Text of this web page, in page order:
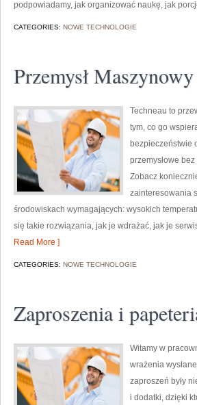
podpowiadamy, jak organizować naukę, jak
CATEGORIES: NOWE TECHNOLOGIE
Przemysł Maszynowy
Techneau to
tym, co go
bezpieczeństwie
przemysłowe
Zobacz
zainteresowania
środowiskach wymagających: wysokich
się takie rozwiązania, jak je wdrażać, jak je
Read More ]
CATEGORIES: NOWE TECHNOLOGIE
Zaproszenia i
Witamy w
wrażenia
zaproszeń były
i dodatki, dzięki